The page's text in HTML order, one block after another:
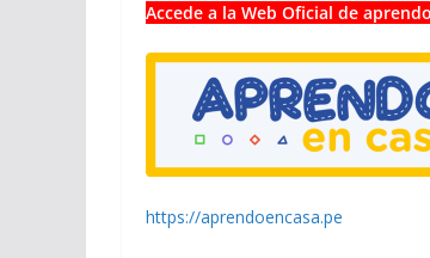
Accede a la Web Oficial de
https://aprendoencasa.pe